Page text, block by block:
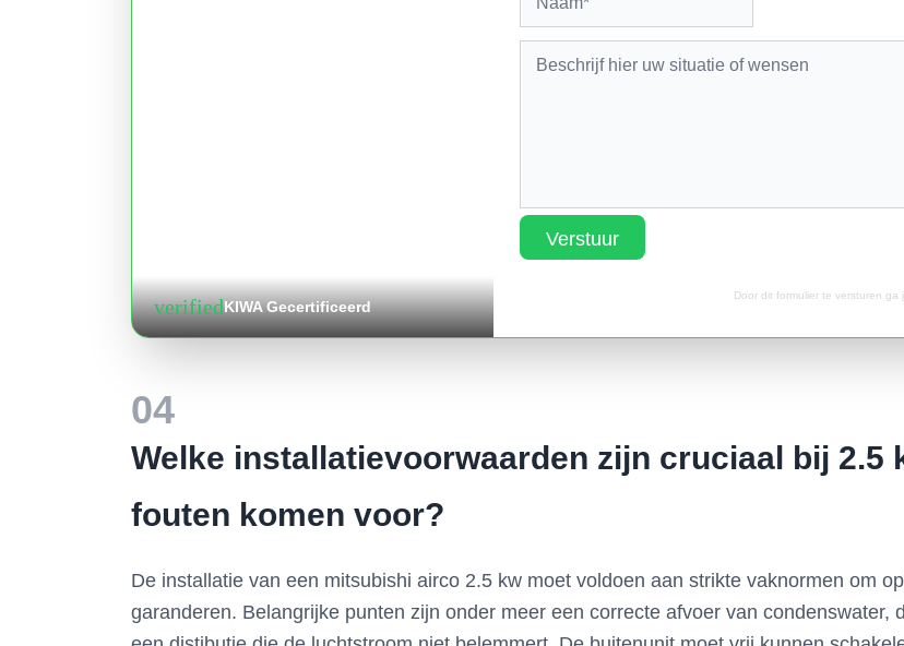
verifiedKIWA Gecertificeerd
Verstuur
Door dit formulier te versturen
04
Welke installatievoorwaarden zijn cruciaal bij 2.5
fouten komen voor?
De installatie van een mitsubishi airco 2.5 kw moet voldoen aan strikte vaknormen om
garanderen. Belangrijke punten zijn onder meer een correcte afvoer van condenswater,